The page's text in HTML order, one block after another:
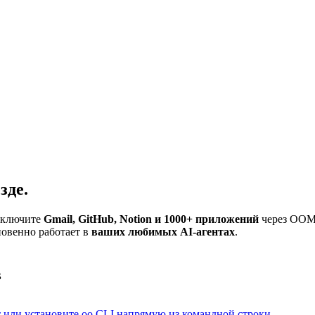
Gmail, GitHub, Notion и 1000+ приложений через
работает в ваших любимых AI-агентах.